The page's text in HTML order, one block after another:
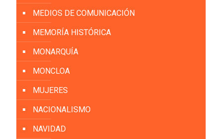
MEDIOS DE COMUNICACIÓN
MEMORÍA HISTÓRICA
MONARQUÍA
MONCLOA
MUJERES
NACIONALISMO
NAVIDAD